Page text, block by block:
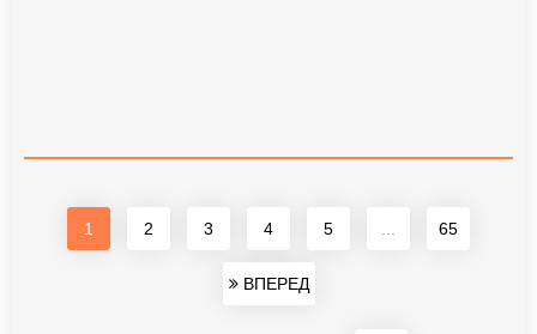
1 2 3 4 5 65
ВПЕРЕД